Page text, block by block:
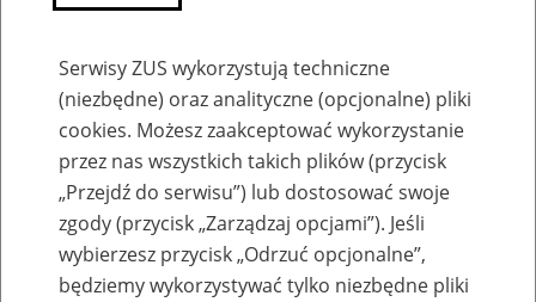
Aktualności
Serwisy ZUS wykorzystują techniczne
(niezbędne) oraz analityczne (opcjonalne) pliki
cookies. Możesz zaakceptować wykorzystanie
przez nas wszystkich takich plików (przycisk
„Przejdź do serwisu”) lub dostosować swoje
zgody (przycisk „Zarządzaj opcjami”). Jeśli
wybierzesz przycisk „Odrzuć opcjonalne”,
będziemy wykorzystywać tylko niezbędne pliki